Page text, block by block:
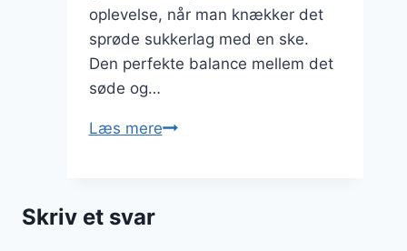
oplevelse, når man knækker det
sprøde sukkerlag med en ske.
Den perfekte balance mellem det
søde og…
Læs mereKaramel
Skriv et svar